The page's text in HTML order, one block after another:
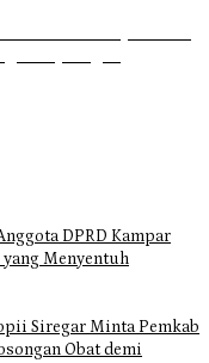
DPRD Kampar
Menyentuh
Siregar Minta Pemkab
Obat demi